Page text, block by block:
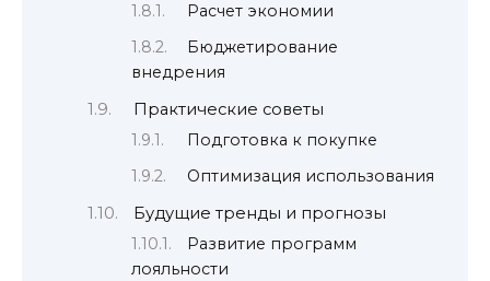
Расчет экономии
Бюджетирование
внедрения
Практические советы
Подготовка к покупке
Оптимизация использования
Будущие тренды и прогнозы
Развитие программ
лояльности